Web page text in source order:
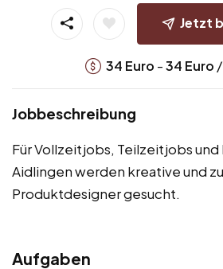
Jetzt
34 Euro -34 Euro
Jobbeschreibung
Für Vollzeitjobs, Teilzeitjobs und
Aidlingen werden kreative und
Produktdesigner gesucht.
Aufgaben